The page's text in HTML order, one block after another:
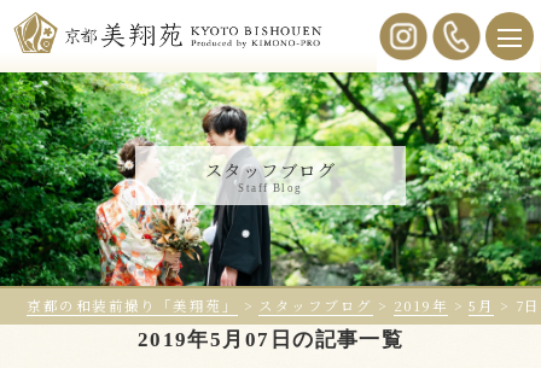
スタッフブログ
Staff Blog
京都の和装前撮り「美翔苑」 > スタッフブログ > 2019年 >5月 > 7日
2019年5月07日の記事一覧